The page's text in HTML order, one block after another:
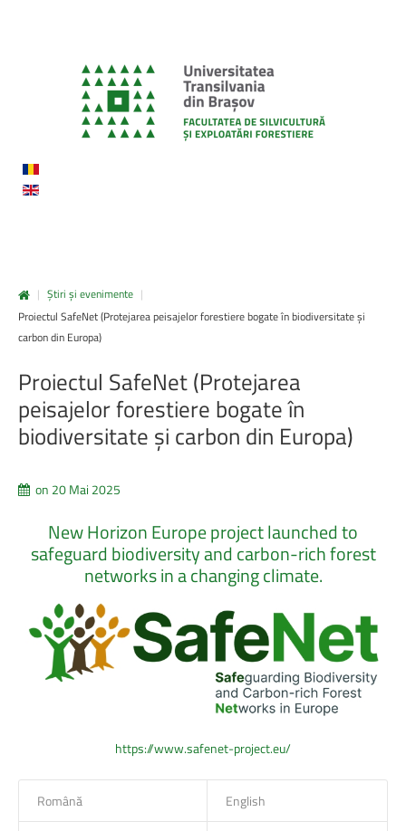
| Știri și evenimente |
Proiectul SafeNet (Protejarea peisajelor forestiere bogate în biodiversitate și
carbon din Europa)
Proiectul SafeNet(Protejarea
peisajelorforestiere bogateîn
biodiversitate și carbon din Europa)
on 20 Mai 2025
NewHorizonEuropeprojectlaunchedto
safeguardbiodiversityandcarbon-richforest
networksinachangingclimate.
https://www.safenet-project.eu/
Română English